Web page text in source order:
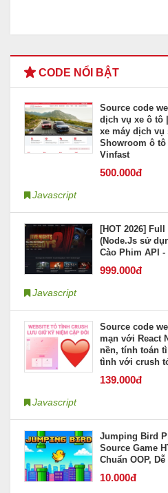
CODE NỔI BẬT
Source code
dịch vụ xe ô tô
xe máy dịch vụ
Showroom ô tô
Vinfast
500.000đ
Javascript
[HOT 2026]
(Node.Js sử
Cào Phim API -
999.000đ
Javascript
Source code
mạn với React
nền, tính toán
tình với crush
139.000đ
Javascript
Jumping Bird
Source Game
Chuẩn OOP,
10.000đ